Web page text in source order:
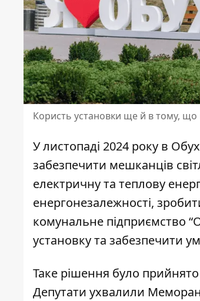
Користь установки ще й в тому, що
У листопаді 2024 року в
забезпечити мешканців
електричну та теплову
енергонезалежності,
комунальне підприємство
установку та забезпечити
Таке рішення було
Депутати ухвалили